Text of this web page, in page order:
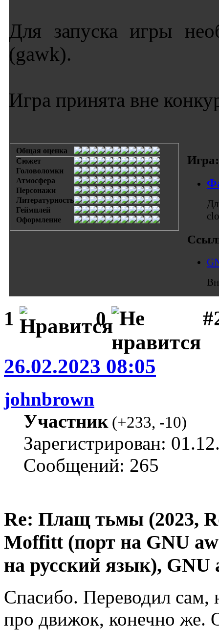
Для запуска игры
(gawk).
Игра принята вне
Общая оценка
Сюжет
Головоломки
Атмосфера
Персонажи
Литературность
Геймплей
Оформление
Игра:
1 0
26.02.2023 08:05
johnbrown
Участник(+233, -10)
Зарегистрирован:
Сообщений: 265
Re: Плащ тьмы (2023,
Moffitt (порт на GNU
на русский язык), GNU
Спасибо. Переводил сам,
про движок, конечно же.